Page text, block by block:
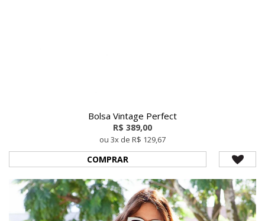
Bolsa Vintage Perfect
R$ 389,00
ou 3x de R$ 129,67
COMPRAR